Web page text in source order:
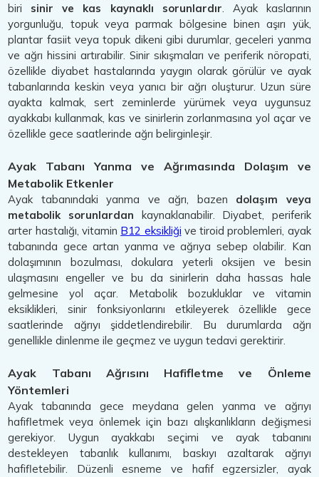
biri sinir ve kas kaynaklı sorunlardır. Ayak kaslarının
yorgunluğu, topuk veya parmak bölgesine binen aşırı yük,
plantar fasiit veya topuk dikeni gibi durumlar, geceleri yanma
ve ağrı hissini artırabilir. Sinir sıkışmaları ve periferik nöropati,
özellikle diyabet hastalarında yaygın olarak görülür ve ayak
tabanlarında keskin veya yanıcı bir ağrı oluşturur. Uzun süre
ayakta kalmak, sert zeminlerde yürümek veya uygunsuz
ayakkabı kullanmak, kas ve sinirlerin zorlanmasına yol açar ve
özellikle gece saatlerinde ağrı belirginleşir.
Ayak Tabanı Yanma ve Ağrımasında Dolaşım ve
Metabolik Etkenler
Ayak tabanındaki yanma ve ağrı, bazen dolaşım veya
metabolik sorunlardan kaynaklanabilir. Diyabet, periferik
arter hastalığı, vitamin B12 eksikliği ve tiroid problemleri, ayak
tabanında gece artan yanma ve ağrıya sebep olabilir. Kan
dolaşımının bozulması, dokulara yeterli oksijen ve besin
ulaşmasını engeller ve bu da sinirlerin daha hassas hale
gelmesine yol açar. Metabolik bozukluklar ve vitamin
eksiklikleri, sinir fonksiyonlarını etkileyerek özellikle gece
saatlerinde ağrıyı şiddetlendirebilir. Bu durumlarda ağrı
genellikle dinlenme ile geçmez ve uygun tedavi gerektirir.
Ayak Tabanı Ağrısını Hafifletme ve Önleme
Yöntemleri
Ayak tabanında gece meydana gelen yanma ve ağrıyı
hafifletmek veya önlemek için bazı alışkanlıkların değişmesi
gerekiyor. Uygun ayakkabı seçimi ve ayak tabanını
destekleyen tabanlık kullanımı, baskıyı azaltarak ağrıyı
hafifletebilir. Düzenli esneme ve hafif egzersizler, ayak